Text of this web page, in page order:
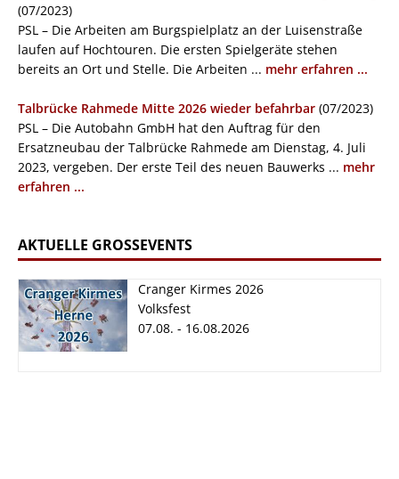
(07/2023)
PSL – Die Arbeiten am Burgspielplatz an der Luisenstraße
laufen auf Hochtouren. Die ersten Spielgeräte stehen
bereits an Ort und Stelle. Die Arbeiten ... mehr erfahren ...
Talbrücke Rahmede Mitte 2026 wieder befahrbar (07/2023)
PSL – Die Autobahn GmbH hat den Auftrag für den
Ersatzneubau der Talbrücke Rahmede am Dienstag, 4. Juli
2023, vergeben. Der erste Teil des neuen Bauwerks ... mehr
erfahren ...
AKTUELLE GROSSEVENTS
Cranger Kirmes 2026
Volksfest
07.08. - 16.08.2026